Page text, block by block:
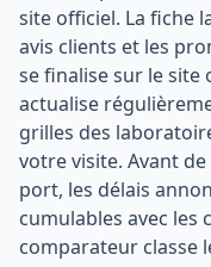
site officiel. La fiche
avis clients et les
se finalise sur le
actualise
grilles des
votre visite. Avant
port, les délais
cumulables avec les
comparateur classe